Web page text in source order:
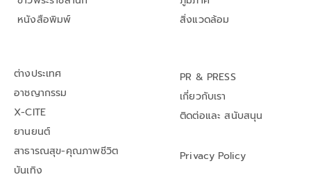
หนังสือพิมพ์
สิ่งแวดล้อม
ต่างประเทศ
อาชญากรรม
X-CITE
ยานยนต์
สาธารณสุข-คุณภาพชีวิต
บันเทิง
PR & PRESS
เกี่ยวกับเรา
ติดต่อและ สนับสนุน
Privacy Policy